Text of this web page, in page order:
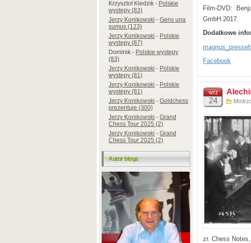
Krzysztof Kledzik-Polskie
występy (83)
Jerzy Konikowski-Gens una
sumus (123)
Jerzy Konikowski-Polskie
występy (87)
Dominik-Polskie występy
(83)
Jerzy Konikowski-Polskie
występy (81)
Jerzy Konikowski-Polskie
występy (81)
Jerzy Konikowski-Goldchess
prezentuje (300)
Jerzy Konikowski-Grand
Chess Tour 2025 (2)
Jerzy Konikowski-Grand
Chess Tour 2025 (2)
Autor bloga
Film-DVD:
GmbH 2017.
Dodatkowe
Facebook
wrz
24
zr. Chess